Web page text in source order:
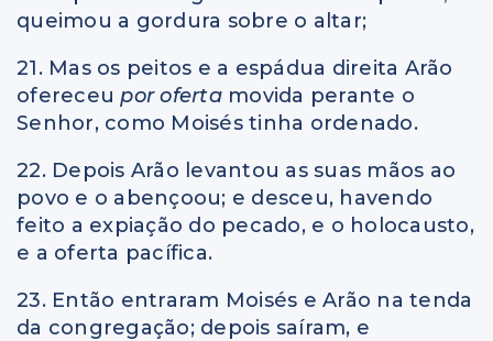
queimou a gordura sobre o altar;
21. Mas os peitos e a espádua direita Arão
ofereceupor oferta movida perante o
Senhor, como Moisés tinha ordenado.
22. Depois Arão levantou as suas mãos ao
povo e o abençoou; e desceu, havendo
feito a expiação do pecado, e o holocausto,
e a oferta pacífica.
23. Então entraram Moisés e Arão na tenda
da congregação; depois saíram, e